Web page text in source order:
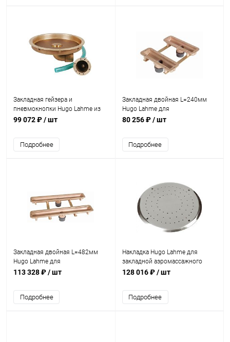
Закладная гейзера и
пневмокнопки Hugo Lahme из
бронзы (8500050)
99 072 ₽/ шт
Подробнее
Закладная двойная L=240мм
Hugo Lahme для
аэромассажного плато 8792120
80 256 ₽/ шт
Подробнее
Закладная двойная L=482мм
Hugo Lahme для
аэромассажного плато 8791020
113 328 ₽/ шт
Подробнее
Накладка Hugo Lahme для
закладной аэромассажного
плато AISI 316 (8531020)
128 016 ₽/ шт
Подробнее